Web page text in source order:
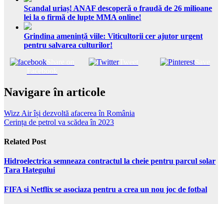
Scandal uriaș! ANAF descoperă o fraudă de 26 milioane
lei la o firmă de lupte MMA online!
Grindina amenință viile: Viticultorii cer ajutor urgent
pentru salvarea culturilor!
Tweet Save
Navigare în articole
Wizz Air își dezvoltă afacerea în România
Cerința de petrol va scădea în 2023
Related Post
Hidroelectrica semneaza contractul la cheie pentru parcul solar
Tara Hategului
FIFA si Netflix se asociaza pentru a crea un nou joc de fotbal